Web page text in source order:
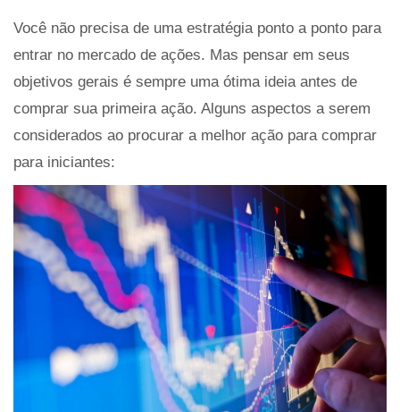
Você não precisa de uma estratégia ponto a ponto para
entrar no mercado de ações. Mas pensar em seus
objetivos gerais é sempre uma ótima ideia antes de
comprar sua primeira ação. Alguns aspectos a serem
considerados ao procurar a melhor ação para comprar
para iniciantes: